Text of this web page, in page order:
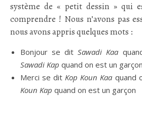
système de « petit dessin » qui
comprendre ! Nous n’avons pas
nous avons appris quelques mots :
Bonjour se ditSawadi Kaa
Sawadi Kap quand on est un garçon
Merci se ditKop Koun Kaa quand
Koun Kap quand on est un garçon